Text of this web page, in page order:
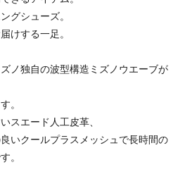
グシューズ。
けする一足。
ノ独自の波型構造ミズノウエーブが
。
スエード人工皮革、
いクールプラスメッシュで長時間の
。